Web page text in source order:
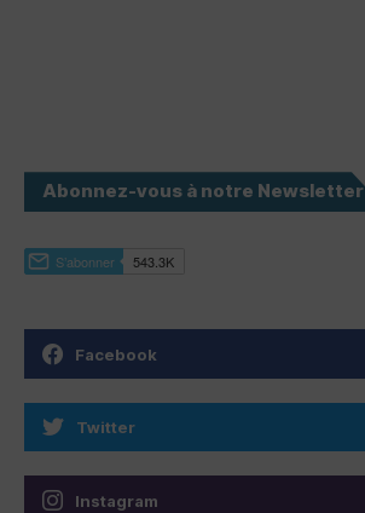
Abonnez-vous à notre Newsletter
Facebook
Twitter
Instagram